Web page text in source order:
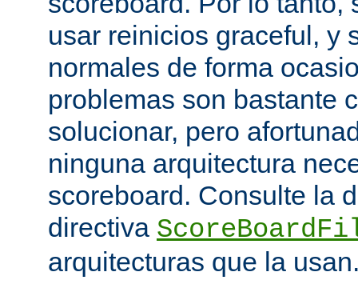
usar reinicios graceful, y
normales de forma
problemas son bastante
solucionar, pero
ninguna arquitectura
scoreboard. Consulte la
directiva
arquitecturas que la